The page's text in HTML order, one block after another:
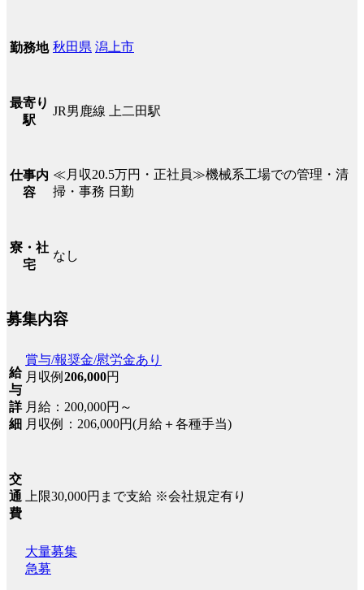
勤務地 秋田県 潟上市
最寄り
駅
JR男鹿線 上二田駅
仕事内
容
≪月収20.5万円・正社員≫機械系工場での管理・清
掃・事務 日勤
寮・社
宅
なし
募集内容
給
与
詳
細
賞与/報奨金/慰労金あり
月収例 206,000円
月給：200,000円～
月収例：206,000円(月給＋各種手当)
交
通
費
上限30,000円まで支給 ※会社規定有り
大量募集
急募